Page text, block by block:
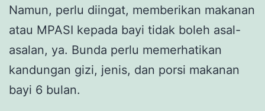
Namun, perlu diingat, memberikan makanan
atau MPASI kepada bayi tidak boleh asal-
asalan, ya. Bunda perlu memerhatikan
kandungan gizi, jenis, dan porsi makanan
bayi 6 bulan.